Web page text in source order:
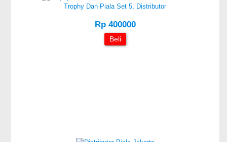
Trophy Dan Piala Set 5, Distributor
Rp 400000
Beli